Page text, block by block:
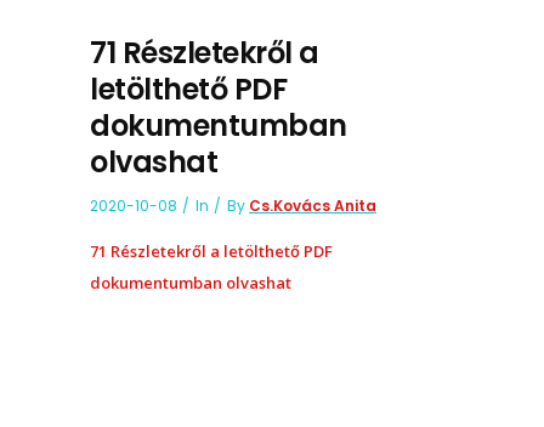
71 Részletekről a
letölthető PDF
dokumentumban
olvashat
2020-10-08 In By Cs.Kovács Anita
71 Részletekről a letölthető PDF
dokumentumban olvashat